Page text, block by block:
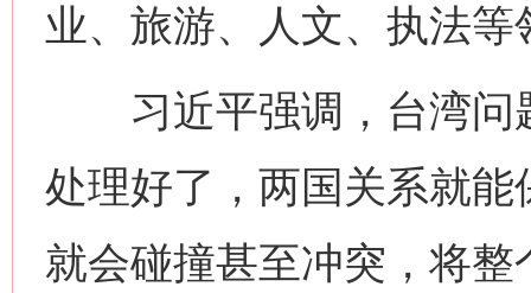
业、旅游、人文、执法
习近平强调，台湾问
处理好了，两国关系就
就会碰撞甚至冲突，将